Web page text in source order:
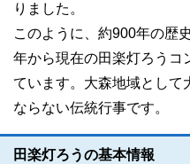
りました。
このように、約900年の歴
年から現在の田楽灯ろうコ
ています。大森地域として
ならない伝統行事です。
田楽灯ろうの基本情報